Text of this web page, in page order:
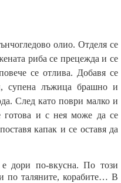
олио. Отделя се
риба се прецежда и се
се отлива. Добавя се
супена лъжица брашно и
След като поври малко и
готова и с нея може да се
капак и се оставя да
е дори по-вкусна. По този
по таляните, корабите… В